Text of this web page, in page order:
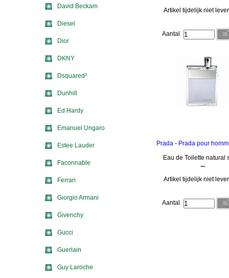
David Beckam
Diesel
Dior
DKNY
Dsquared²
Dunhill
Ed Hardy
Emanuel Ungaro
Estee Lauder
Faconnable
Ferrari
Giorgio Armani
Givenchy
Gucci
Guerlain
Guy Laroche
Artikel tijdelijk niet
Aantal
Prada - Prada pour
Eau de Toilette natural
...
Artikel tijdelijk niet
Aantal